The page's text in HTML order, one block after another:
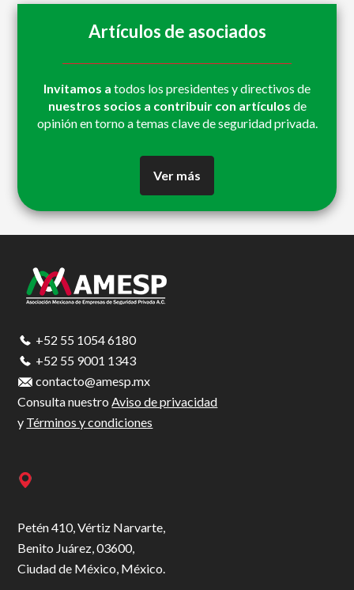
página página
página
Artículos de asociados
Invitamos a todos los presidentes y directivos de
nuestros socios a contribuir con artículos de
opinión en torno a temas clave de seguridad privada.
Ver más
Footer
+52 55 1054 6180
+52 55 9001 1343
contacto@amesp.mx
Consulta nuestro Aviso de privacidad
y Términos y condiciones
Petén 410, Vértiz Narvarte,
Benito Juárez, 03600,
Ciudad de México, México.